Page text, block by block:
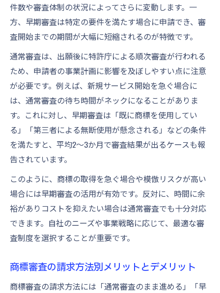
件数や審査体制の状況によってさらに変動します。一
方、早期審査は特定の要件を満たす場合に申請でき、審
査開始までの期間が大幅に短縮されるのが特徴です。
通常審査は、出願後に特許庁による順次審査が行われる
ため、申請者の事業計画に影響を及ぼしやすい点に注意
が必要です。例えば、新規サービス開始を急ぐ場合に
は、通常審査の待ち時間がネックになることがありま
す。これに対し、早期審査は「既に商標を使用してい
る」「第三者による無断使用が懸念される」などの条件
を満たすと、平均2〜3か月で審査結果が出るケースも報
告されています。
このように、商標の取得を急ぐ場合や模倣リスクが高い
場合には早期審査の活用が有効です。反対に、時間に余
裕がありコストを抑えたい場合は通常審査でも十分対応
できます。自社のニーズや事業戦略に応じて、最適な審
査制度を選択することが重要です。
商標審査の請求方法別メリットとデメリット
商標審査の請求方法には「通常審査のまま進める」「早